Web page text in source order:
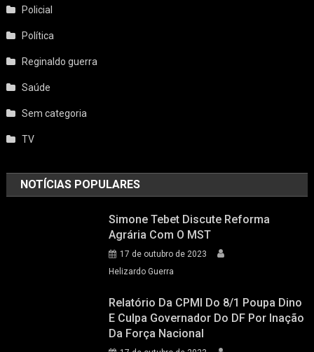
Policial
Política
Reginaldo guerra
Saúde
Sem categoria
TV
NOTÍCIAS POPULARES
Simone Tebet Discute Reforma
Agrária Com O MST
17 de outubro de 2023
Helizardo Guerra
Relatório Da CPMI Do 8/1 Poupa Dino
E Culpa Governador Do DF Por Inação
Da Força Nacional